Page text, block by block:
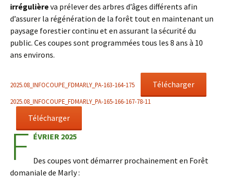
irrégulièreva prélever des arbres d’âges différents afin
d’assurer la régénération de la forêt tout en maintenant un
paysage forestier continu et en assurant la sécurité du
public. Ces coupes sont programmées tous les 8 ans à 10
ans environs.
2025.08_INFOCOUPE_FDMARLY_PA-163-164-175 Télécharger
2025.08_INFOCOUPE_FDMARLY_PA-165-166-167-78-11
Télécharger
F ÉVRIER 2025
Des coupes vont démarrer prochainement en Forêt
domaniale de Marly :